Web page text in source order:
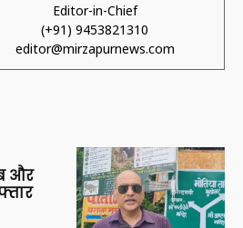
Editor-in-Chief
(+91) 9453821310
editor@mirzapurnews.com
और